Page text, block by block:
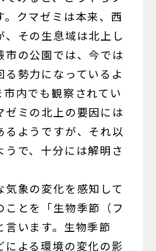
クマゼミは本来、西
、その生息域は北上し
市の公園では、今では
る勢力になっているよ
市内でも観察されてい
ゼミの北上の要因には
るようですが、それ以
で、十分には解明さ
象の変化を感知して
ことを「生物季節（フ
言います。生物季節
による環境の変化の影